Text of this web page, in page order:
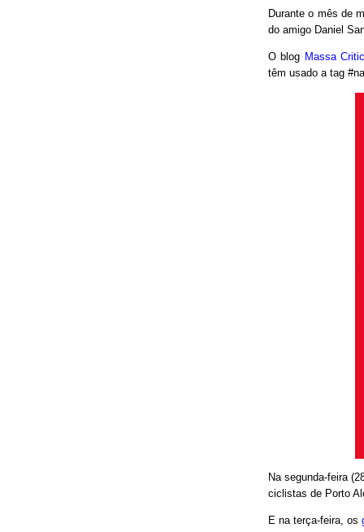
Durante o mês de
do amigo Daniel
O blog Massa
têm usado a tag
Na segunda-feira
ciclistas de Porto
E na terça-feira, os